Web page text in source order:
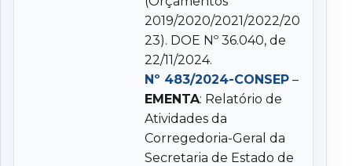
2019/2020/2021/2022/20
23). DOE Nº 36.040, de
22/11/2024.
Nº 483/2024-CONSEP –
EMENTA: Relatório de
Atividades da
Corregedoria-Geral da
Secretaria de Estado de